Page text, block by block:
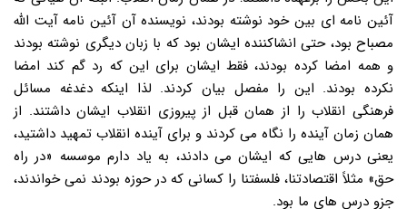
آئین نامه ای بین خود نوشته بودند، نویسنده آن آئین نامه آیت الله
مصباح بود، حتی انشاکننده ایشان بود که با زبان دیگری نوشته بودند
و همه امضا کرده بودند، فقط ایشان برای این که رد گم کند امضا
نکرده بودند. این را مفصل بیان کردند. لذا اینکه دغدغه مسائل
فرهنگی انقلاب را از همان قبل از پیروزی انقلاب ایشان داشتند. از
همان زمان آینده را نگاه می کردند و برای آینده انقلاب تمهید داشتید،
یعنی درس هایی که ایشان می دادند، به یاد دارم موسسه «در راه
حق» مثلاً اقتصادتنا، فلسفتنا را کسانی که در حوزه بودند نمی خواندند،
جزو درس های ما بود.